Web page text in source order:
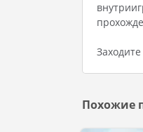
Похожие